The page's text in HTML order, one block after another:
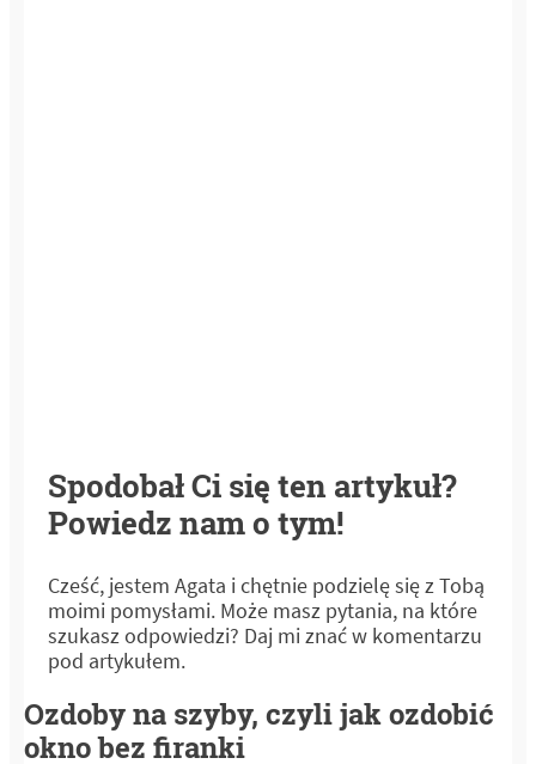
Spodobał Ci się ten artykuł?
Powiedz nam o tym!
Cześć, jestem Agata i chętnie podzielę się z Tobą
moimi pomysłami. Może masz pytania, na które
szukasz odpowiedzi? Daj mi znać w komentarzu
pod artykułem.
Ozdoby na szyby, czyli jak ozdobić
okno bez firanki